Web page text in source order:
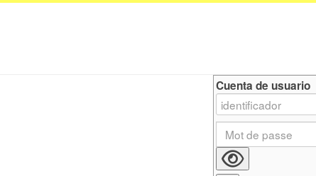
Cuenta de usuario